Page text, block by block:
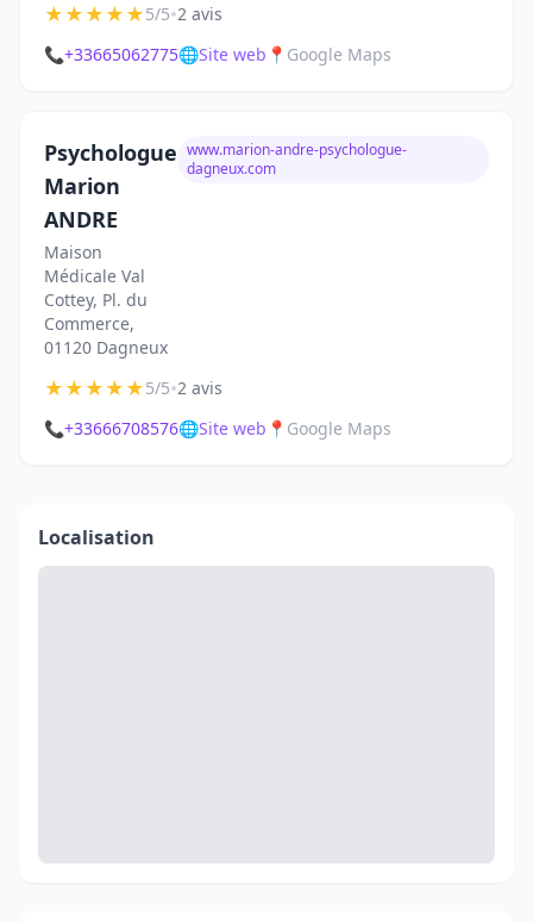
★★★★★5/5•2 avis
📞+33665062775🌐Site web 📍 Google Maps
Psychologue
Marion
ANDRE
Maison
Médicale Val
Cottey, Pl. du
Commerce,
01120 Dagneux
www.marion-andre-psychologue-
dagneux.com
★★★★★5/5•2 avis
📞+33666708576🌐Site web 📍 Google Maps
Localisation